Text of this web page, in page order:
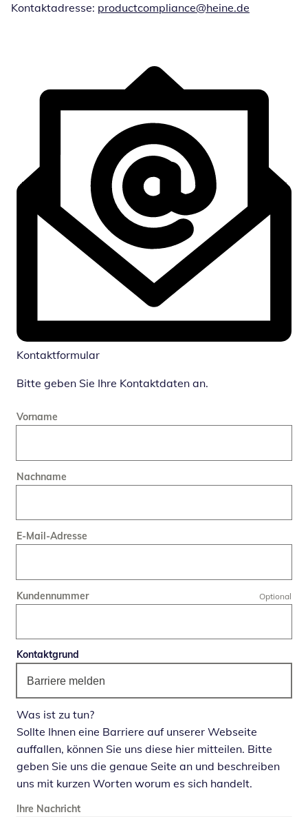
Kontaktadresse: productcompliance@heine.de
Kontaktformular
Bitte geben Sie Ihre Kontaktdaten an.
Vorname
Nachname
E-Mail-Adresse
Kundennummer Optional
Kontaktgrund
Barriere melden
Was ist zu tun?
Sollte Ihnen eine Barriere auf unserer Webseite
auffallen, können Sie uns diese hier mitteilen. Bitte
geben Sie uns die genaue Seite an und beschreiben
uns mit kurzen Worten worum es sich handelt.
Ihre Nachricht